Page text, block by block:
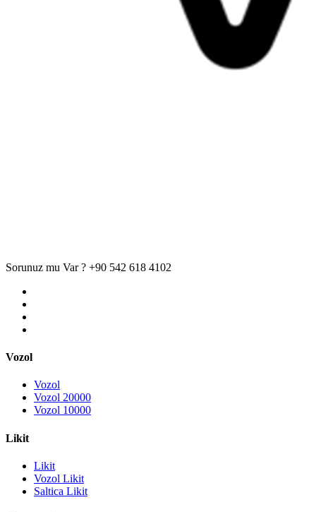
Sorunuz mu Var ? +90 542 618 4102
Vozol
Vozol
Vozol 20000
Vozol 10000
Likit
Likit
Vozol Likit
Saltica Likit